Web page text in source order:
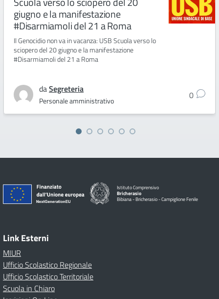
giugno e la manifestazione
#Disarmiamoli del 21 a Roma
Il Genocidio non va in vacanza: USB Scuola verso lo
sciopero del 20 giugno e la manifestazione
#Disarmiamoli del 21 a Roma
daSegreteria
Personale amministrativo 0
Istituto Comprensivo
Bricherasio
Bibiana - Bricherasio - Campiglione Fenile
Link Esterni
MIUR
Ufficio Scolastico Regionale
Ufficio Scolastico Territoriale
Scuola in Chiaro